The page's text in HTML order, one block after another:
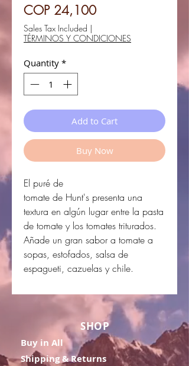
COP 24,100Price
Sales Tax Included |
TÉRMINOS Y CONDICIONES
Quantity *
Add to Cart
Buy Now
El puré de
tomate de Hunt's presenta una
textura en algún lugar entre la pasta
de tomate y los tomates triturados.
Añade un gran sabor a tomate a
sopas, estofados, salsa de
espagueti, cazuelas y chile.
SHOP
Buy in All
Shipping & Returns